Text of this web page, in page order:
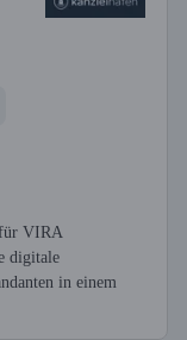
VIRA
digitale
in einem